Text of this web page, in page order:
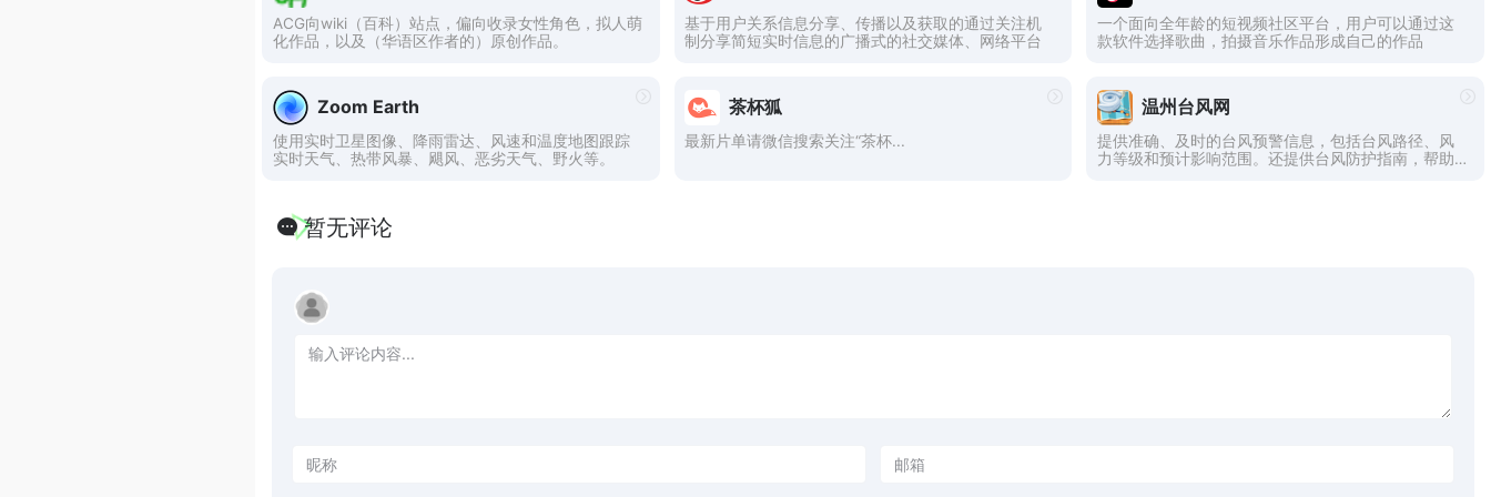
ACG向wiki（百科）站点，偏向收录女性角色，拟人萌
化作品，以及（华语区作者的）原创作品。
基于用户关系信息分享、传播以及获取的通过关注机
制分享简短实时信息的广播式的社交媒体、网络平台
一个面向全年龄的短视频社区平台，用户可以通过这
款软件选择歌曲，拍摄音乐作品形成自己的作品
Zoom Earth
使用实时卫星图像、降雨雷达、风速和温度地图跟踪
实时天气、热带风暴、飓风、恶劣天气、野火等。
茶杯狐
最新片单请微信搜索关注“茶杯...
温州台风网
提供准确、及时的台风预警信息，包括台风路径、风
力等级和预计影响范围。还提供台风防护指南，帮助
暂无评论